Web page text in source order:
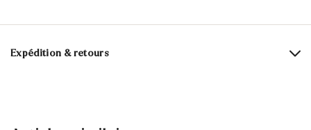
Taille de production:
Les grands noms de
Expédition & retours
seulement